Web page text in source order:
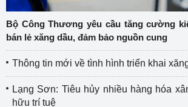
Bộ Công Thương yêu cầu tăng cường
bán lẻ xăng dầu, đảm bảo nguồn cung
Thông tin mới về tình hình triển khai
Lạng Sơn: Tiêu hủy nhiều hàng hóa
hữu trí tuệ